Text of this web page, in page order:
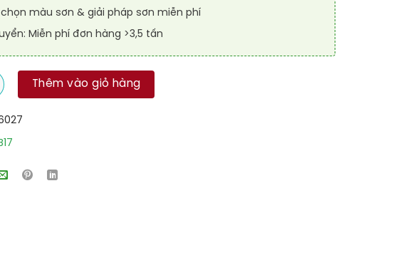
chọn màu sơn & giải pháp sơn miễn phí
Miễn phí đơn hàng >3,5 tấn
trơn trượt RAL RAFLOOR ANTI-SLIP 6027 số lượng
Thêm vào giỏ hàng